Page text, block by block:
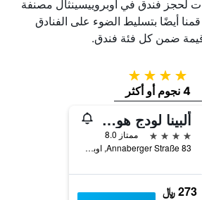
لحجز فندق في اوبروييسينثال مصنفة
أيضًا بتسليط الضوء على الفنادق
ضمن كل فئة فندق.
4 نجوم
4 نجوم أو أكثر
ألبينا لودج هوتل أوبيرفيسينثال
4 نجوم
ممتاز 8.0
Annaberger Straße 83, اوبروييسينثال, سكسونيا, ألمانيا
273 ﷼